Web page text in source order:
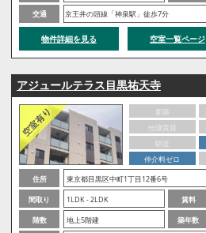
交通
京王井の頭線「神泉駅」徒歩7分
物件詳細を見る 空室一覧ページ
アジュールテラス目黒祐天寺
新築
分譲賃貸
駅近
仲介料ゼロ
住所
東京都目黒区中町1丁目12番6号
間取り
1LDK - 2LDK 賃料
階数
地上5階建 築年数